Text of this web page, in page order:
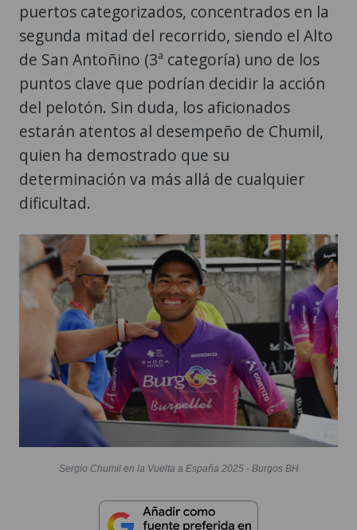
puertos categorizados, concentrados en la
segunda mitad del recorrido, siendo el Alto
de San Antoñino (3ª categoría) uno de los
puntos clave que podrían decidir la acción
del pelotón. Sin duda, los aficionados
estarán atentos al desempeño de Chumil,
quien ha demostrado que su
determinación va más allá de cualquier
dificultad.
Sergio Chumil en la Vuelta a España 2025 - Burgos BH